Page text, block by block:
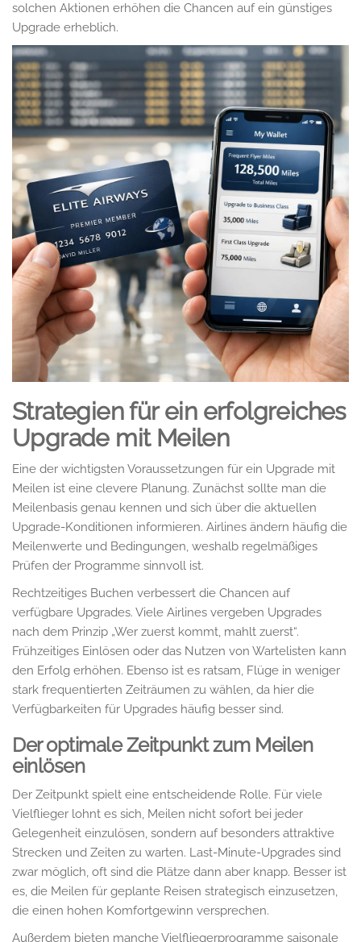
solchen Aktionen erhöhen die Chancen auf ein günstiges
Upgrade erheblich.
Strategien für ein erfolgreiches
Upgrade mit Meilen
Eine der wichtigsten Voraussetzungen für ein Upgrade mit
Meilen ist eine clevere Planung. Zunächst sollte man die
Meilenbasis genau kennen und sich über die aktuellen
Upgrade-Konditionen informieren. Airlines ändern häufig die
Meilenwerte und Bedingungen, weshalb regelmäßiges
Prüfen der Programme sinnvoll ist.
Rechtzeitiges Buchen verbessert die Chancen auf
verfügbare Upgrades. Viele Airlines vergeben Upgrades
nach dem Prinzip „Wer zuerst kommt, mahlt zuerst“.
Frühzeitiges Einlösen oder das Nutzen von Wartelisten kann
den Erfolg erhöhen. Ebenso ist es ratsam, Flüge in weniger
stark frequentierten Zeiträumen zu wählen, da hier die
Verfügbarkeiten für Upgrades häufig besser sind.
Der optimale Zeitpunkt zum Meilen
einlösen
Der Zeitpunkt spielt eine entscheidende Rolle. Für viele
Vielflieger lohnt es sich, Meilen nicht sofort bei jeder
Gelegenheit einzulösen, sondern auf besonders attraktive
Strecken und Zeiten zu warten. Last-Minute-Upgrades sind
zwar möglich, oft sind die Plätze dann aber knapp. Besser ist
es, die Meilen für geplante Reisen strategisch einzusetzen,
die einen hohen Komfortgewinn versprechen.
Außerdem bieten manche Vielfliegerprogramme saisonale